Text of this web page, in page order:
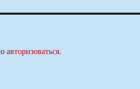
авторизоваться.